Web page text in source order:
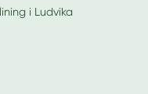
i Ludvika